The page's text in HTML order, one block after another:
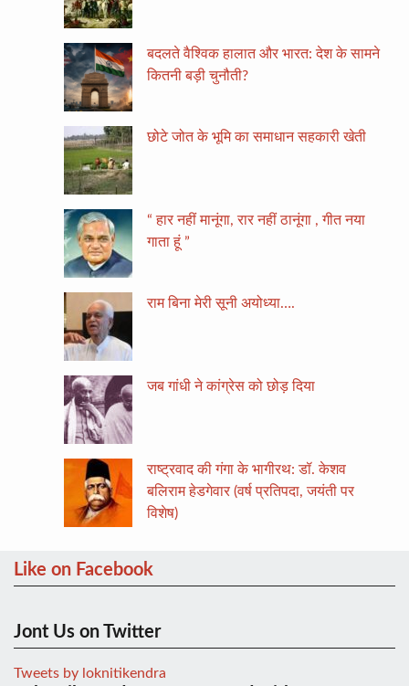
बदलते वैश्विक हालात और भारत: देश के सामने
कितनी बड़ी चुनौती?
छोटे जोत के भूमि का समाधान सहकारी खेती
“ हार नहीं मानूंगा, रार नहीं ठानूंगा , गीत नया
गाता हूं ”
राम बिना मेरी सूनी अयोध्या….
जब गांधी ने कांग्रेस को छोड़ दिया
राष्ट्रवाद की गंगा के भागीरथ: डॉ. केशव
बलिराम हेडगेवार (वर्ष प्रतिपदा, जयंती पर
विशेष)
Like on Facebook
Jont Us on Twitter
Tweets by loknitikendra